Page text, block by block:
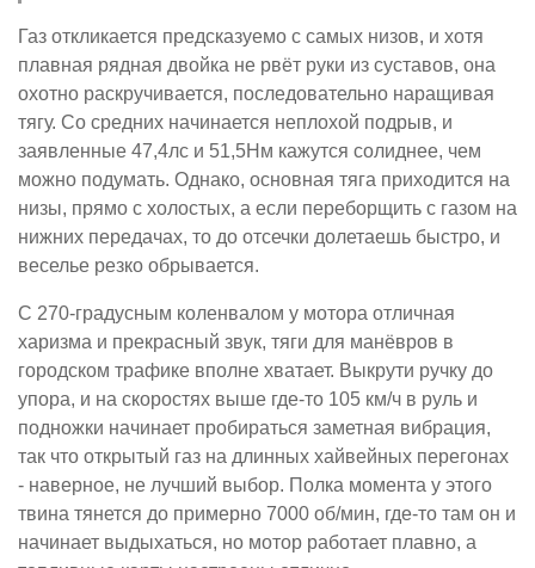
Газ откликается предсказуемо с самых низов, и хотя
плавная рядная двойка не рвёт руки из суставов, она
охотно раскручивается, последовательно наращивая
тягу. Со средних начинается неплохой подрыв, и
заявленные 47,4лс и 51,5Нм кажутся солиднее, чем
можно подумать. Однако, основная тяга приходится на
низы, прямо с холостых, а если переборщить с газом на
нижних передачах, то до отсечки долетаешь быстро, и
веселье резко обрывается.
С 270-градусным коленвалом у мотора отличная
харизма и прекрасный звук, тяги для манёвров в
городском трафике вполне хватает. Выкрути ручку до
упора, и на скоростях выше где-то 105 км/ч в руль и
подножки начинает пробираться заметная вибрация,
так что открытый газ на длинных хайвейных перегонах
- наверное, не лучший выбор. Полка момента у этого
твина тянется до примерно 7000 об/мин, где-то там он и
начинает выдыхаться, но мотор работает плавно, а